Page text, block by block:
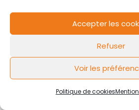
Accepter les
Refuser
Voir les
Politique de cookies